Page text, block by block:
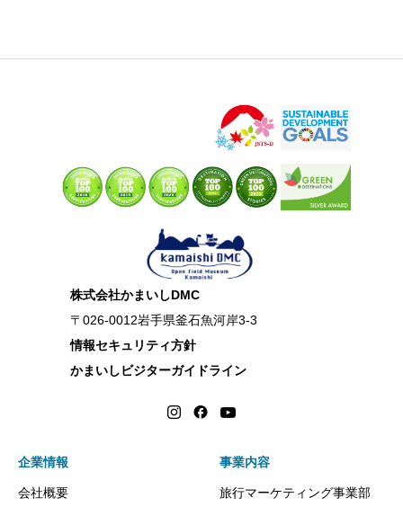
株式会社かまいしDMC
〒026-0012岩手県釜石魚河岸3-3
情報セキュリティ方針
かまいしビジターガイドライン
企業情報
会社概要
事業内容
旅行マーケティング事業部